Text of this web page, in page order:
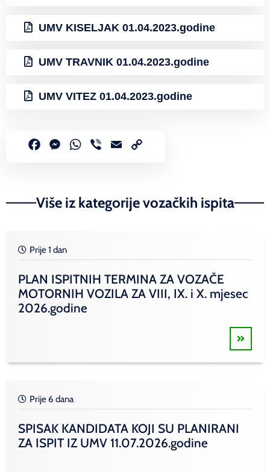
UMV KISELJAK 01.04.2023.godine
UMV TRAVNIK 01.04.2023.godine
UMV VITEZ 01.04.2023.godine
FacebookMessenger
WhatsApp
Viber Email
Više iz kategorije vozačkih ispita
Prije 1 dan
PLAN ISPITNIH TERMINA ZA VOZAČE
MOTORNIH VOZILA ZA VIII, IX. i X. mjesec
2026.godine
Prije 6 dana
SPISAK KANDIDATA KOJI SU PLANIRANI
ZA ISPIT IZ UMV 11.07.2026.godine